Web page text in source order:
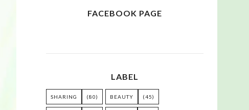
FACEBOOK PAGE
LABEL
SHARING (80) BEAUTY (45)